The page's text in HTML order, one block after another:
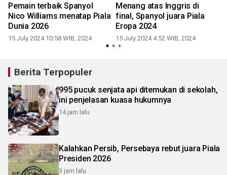
Pemain terbaik Spanyol
Nico Williams menatap Piala
Dunia 2026
15 July 2024 10:58 WIB, 2024
Menang atas Inggris di
final, Spanyol juara Piala
Eropa 2024
15 July 2024 4:52 WIB, 2024
Berita Terpopuler
995 pucuk senjata api ditemukan di sekolah,
ini penjelasan kuasa hukumnya
14 jam lalu
Kalahkan Persib, Persebaya rebut juara Piala
Presiden 2026
3 jam lalu